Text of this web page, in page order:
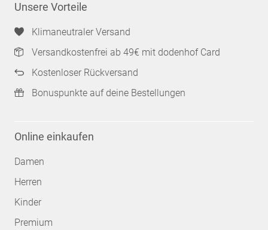
Unsere Vorteile
Klimaneutraler Versand
Versandkostenfrei ab 49€ mit dodenhof Card
Kostenloser Rückversand
Bonuspunkte auf deine Bestellungen
Online einkaufen
Damen
Herren
Kinder
Premium